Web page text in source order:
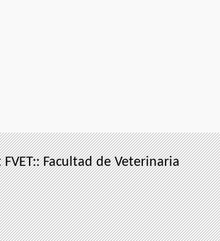
Facultad de Veterinaria